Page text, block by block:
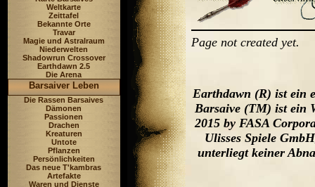
Weltkarte
Zeittafel
Bekannte Orte
Travar
Magie und Astralraum
Niederwelten
Shadowrun Crossover
Earthdawn 2.5
Die Arena
Barsaiver Leben
Die Rassen Barsaives
Dämonen
Passionen
Drachen
Kreaturen
Untote
Pflanzen
Persönlichkeiten
Das neue T'kambras
Artefakte
Waren und Dienste
Page not created yet.
Earthdawn (R) ist ein
Barsaive (TM) ist ein
2015 by FASA
Ulisses Spiele
unterliegt keiner